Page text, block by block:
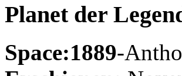
Planet der
Space:1889-